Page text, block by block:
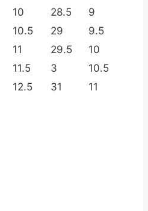
10 28.5
9
10.5 29
9.5
11 29.5
10
11.5 3
10.5
12.5 31
11